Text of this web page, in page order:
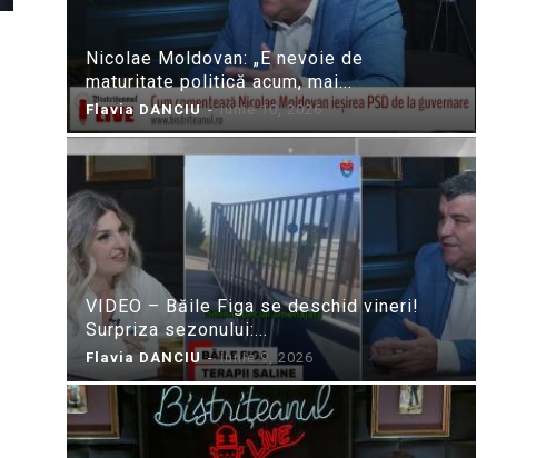
Nicolae Moldovan: „E nevoie de
maturitate politică acum, mai...
Flavia DANCIU - iunie 10, 2026
VIDEO – Băile Figa se deschid vineri!
Surpriza sezonului:...
Flavia DANCIU - iunie 9, 2026